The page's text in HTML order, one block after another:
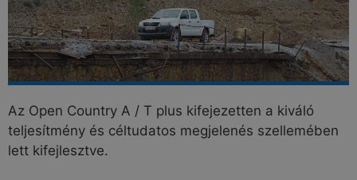
Az Open Country A / T plus kifejezetten a kiváló
teljesítmény és céltudatos megjelenés szellemében
lett kifejlesztve.